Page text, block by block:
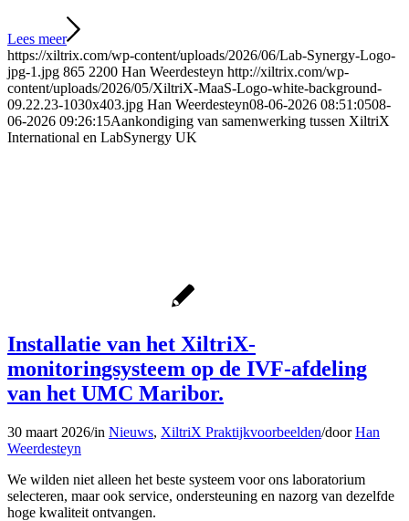
Lees meer
https://xiltrix.com/wp-content/uploads/2026/06/Lab-Synergy-Logo-
jpg-1.jpg 865 2200 Han Weerdesteyn http://xiltrix.com/wp-
content/uploads/2026/05/XiltriX-MaaS-Logo-white-background-
09.22.23-1030x403.jpg Han Weerdesteyn08-06-2026 08:51:0508-
06-2026 09:26:15Aankondiging van samenwerking tussen XiltriX
International en LabSynergy UK
Installatie van het XiltriX-
monitoringsysteem op de IVF-afdeling
van het UMC Maribor.
30 maart 2026/in Nieuws, XiltriX Praktijkvoorbeelden/doorHan
Weerdesteyn
We wilden niet alleen het beste systeem voor ons laboratorium
selecteren, maar ook service, ondersteuning en nazorg van dezelfde
hoge kwaliteit ontvangen.